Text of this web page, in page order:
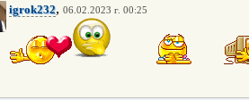
igrok232, 06.02.2023 г. 00:25